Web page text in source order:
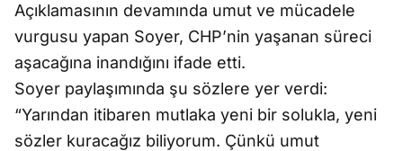
Açıklamasının devamında umut ve mücadele
vurgusu yapan Soyer, CHP’nin yaşanan süreci
aşacağına inandığını ifade etti.
Soyer paylaşımında şu sözlere yer verdi:
“Yarından itibaren mutlaka yeni bir solukla, yeni
sözler kuracağız biliyorum. Çünkü umut